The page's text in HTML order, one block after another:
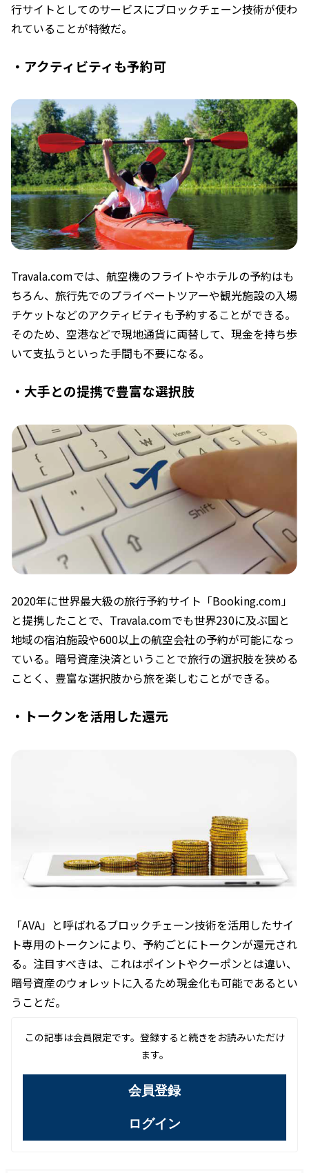
行サイトとしてのサービスにブロックチェーン技術が使わ
れていることが特徴だ。
・アクティビティも予約可
Travala.comでは、航空機のフライトやホテルの予約はも
ちろん、旅行先でのプライベートツアーや観光施設の入場
チケットなどのアクティビティも予約することができる。
そのため、空港などで現地通貨に両替して、現金を持ち歩
いて支払うといった手間も不要になる。
・大手との提携で豊富な選択肢
2020年に世界最大級の旅行予約サイト「Booking.com」
と提携したことで、Travala.comでも世界230に及ぶ国と
地域の宿泊施設や600以上の航空会社の予約が可能になっ
ている。暗号資産決済ということで旅行の選択肢を狭める
ことく、豊富な選択肢から旅を楽しむことができる。
・トークンを活用した還元
「AVA」と呼ばれるブロックチェーン技術を活用したサイ
ト専用のトークンにより、予約ごとにトークンが還元され
る。注目すべきは、これはポイントやクーポンとは違い、
暗号資産のウォレットに入るため現金化も可能であるとい
うことだ。
この記事は会員限定です。登録すると続きをお読みいただけ
ます。
会員登録
ログイン